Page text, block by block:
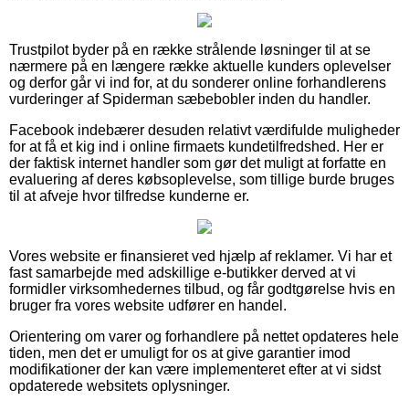
Trustpilot byder på en række strålende løsninger til at se
nærmere på en længere række aktuelle kunders oplevelser
og derfor går vi ind for, at du sonderer online forhandlerens
vurderinger af Spiderman sæbebobler inden du handler.
Facebook indebærer desuden relativt værdifulde muligheder
for at få et kig ind i online firmaets kundetilfredshed. Her er
der faktisk internet handler som gør det muligt at forfatte en
evaluering af deres købsoplevelse, som tillige burde bruges
til at afveje hvor tilfredse kunderne er.
Vores website er finansieret ved hjælp af reklamer. Vi har et
fast samarbejde med adskillige e-butikker derved at vi
formidler virksomhedernes tilbud, og får godtgørelse hvis en
bruger fra vores website udfører en handel.
Orientering om varer og forhandlere på nettet opdateres hele
tiden, men det er umuligt for os at give garantier imod
modifikationer der kan være implementeret efter at vi sidst
opdaterede websitets oplysninger.